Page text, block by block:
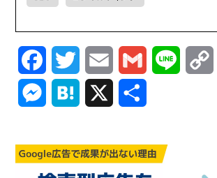
FacebookTwitterEmail Gmail Line
Messenger
Hatena